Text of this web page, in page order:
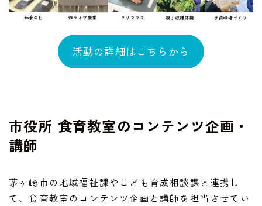
活動の詳細はこちらから
市役所 食育教室のコンテンツ企画・
講師
茅ヶ崎市の地域福祉課やこども育成相談課と連携し
て、食育教室のコンテンツ企画と講師を担当させてい